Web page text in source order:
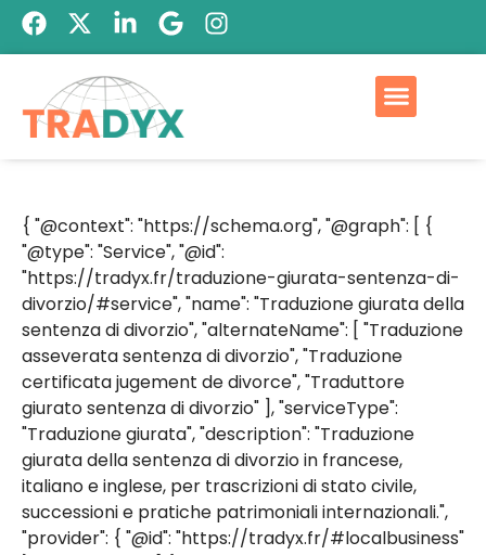
{ "@context": "https://schema.org", "@graph": [ {
"@type": "Service", "@id":
"https://tradyx.fr/traduzione-giurata-sentenza-di-
divorzio/#service", "name": "Traduzione giurata della
sentenza di divorzio", "alternateName": [ "Traduzione
asseverata sentenza di divorzio", "Traduzione
certificata jugement de divorce", "Traduttore
giurato sentenza di divorzio" ], "serviceType":
"Traduzione giurata", "description": "Traduzione
giurata della sentenza di divorzio in francese,
italiano e inglese, per trascrizioni di stato civile,
successioni e pratiche patrimoniali internazionali.",
"provider": { "@id": "https://tradyx.fr/#localbusiness"